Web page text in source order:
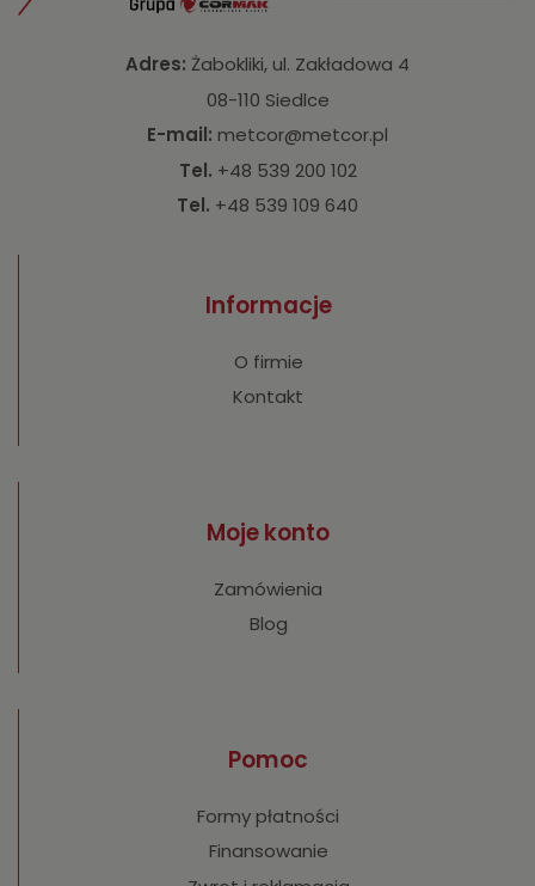
Adres: Żabokliki, ul. Zakładowa 4
08-110 Siedlce
E-mail: metcor@metcor.pl
Tel. +48 539 200 102
Tel. +48 539 109 640
Informacje
O firmie
Kontakt
Moje konto
Zamówienia
Blog
Pomoc
Formy płatności
Finansowanie